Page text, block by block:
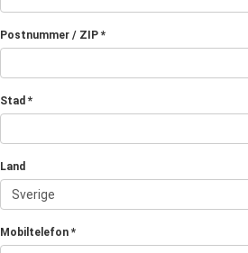
Postnummer / ZIP *
Stad *
Land
Sverige
Mobiltelefon *